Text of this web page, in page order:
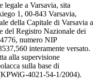
a Varsavia, sita
1, 00-843 Varsavia,
della Capitale di Varsavia a
del Registro Nazionale dei
numero NIP
interamente versato.
alla supervisione
sulla base di
4021-54-1/2004).